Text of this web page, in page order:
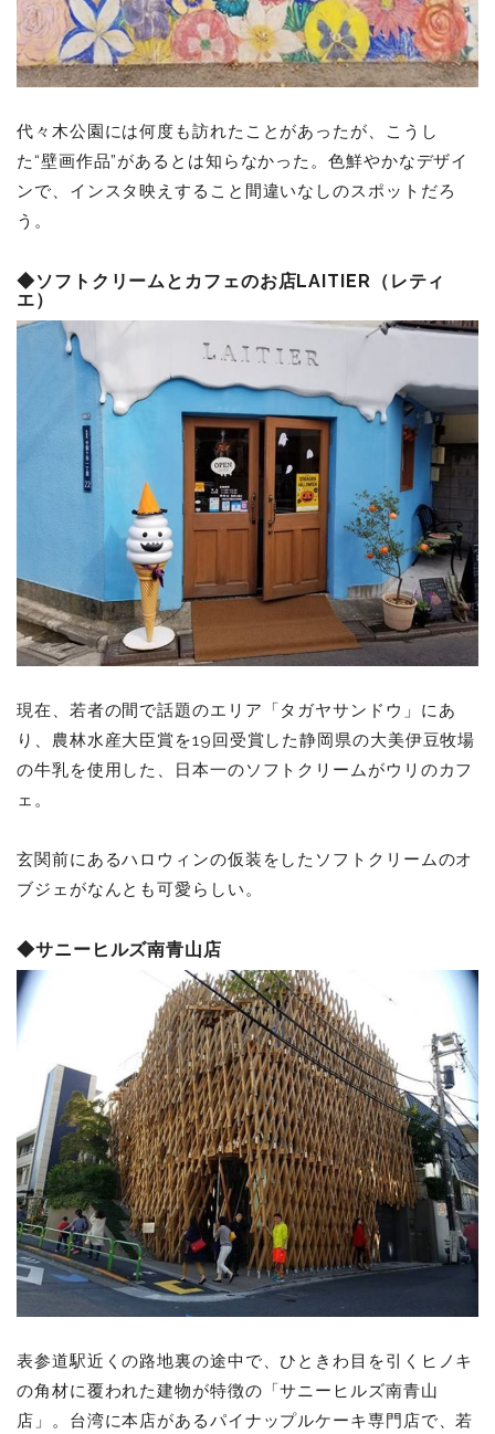
代々木公園には何度も訪れたことがあったが、こうし
た“壁画作品”があるとは知らなかった。色鮮やかなデザイ
ンで、インスタ映えすること間違いなしのスポットだろ
う。
◆ソフトクリームとカフェのお店LAITIER（レティ
エ）
現在、若者の間で話題のエリア「タガヤサンドウ」にあ
り、農林水産大臣賞を19回受賞した静岡県の大美伊豆牧場
の牛乳を使用した、日本一のソフトクリームがウリのカフ
ェ。
玄関前にあるハロウィンの仮装をしたソフトクリームのオ
ブジェがなんとも可愛らしい。
◆サニーヒルズ南青山店
表参道駅近くの路地裏の途中で、ひときわ目を引くヒノキ
の角材に覆われた建物が特徴の「サニーヒルズ南青山
店」。台湾に本店があるパイナップルケーキ専門店で、若